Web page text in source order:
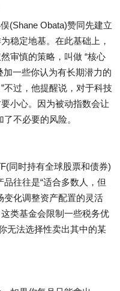
(Shane Obata)赞同先建立
稳定地基。在此基础上，
审慎的策略，叫做 “核心
加一些你认为有长期潜力的
不过，他提醒说，对于科技
小心。因为被动指数会让
了不必要的风险。
同时持有全球股票和债券)
往往是“适合多数人，但
化调整资产配置的灵活
类基金会限制一些税务优
无法选择性卖出其中的某